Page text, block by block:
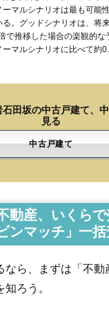
マルシナリオは最も可能
。グッドシナリオは、将
で推移した場合の楽観的な
マルシナリオに比べて約
田坂の中古戸建て、
見る
中古戸建て
動産、いくらで
ンマッチ」一
なら、まずは「不動
ろう。